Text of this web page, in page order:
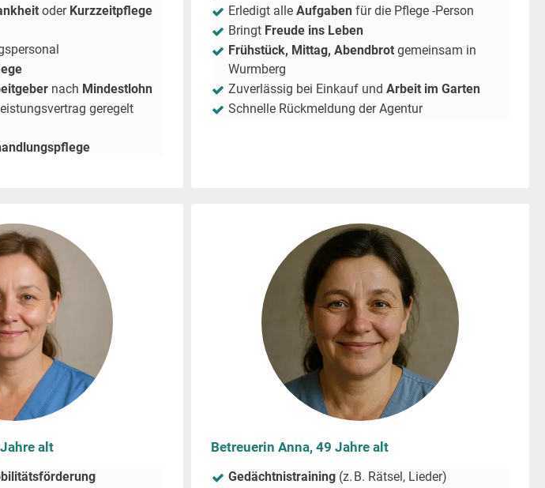
oder Kurzzeitpflege
nach Mindestlohn
geregelt
Erledigt alle Aufgaben für die Pflege -Person
Bringt Freude ins Leben
Frühstück, Mittag, Abendbrot gemeinsam in
Wurmberg
Zuverlässig bei Einkauf und Arbeit im Garten
Schnelle Rückmeldung der Agentur
alt Betreuerin Anna, 49 Jahre alt
Gedächtnistraining (z. B. Rätsel, Lieder)